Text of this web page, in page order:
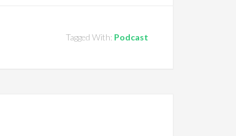
Tagged With: Podcast